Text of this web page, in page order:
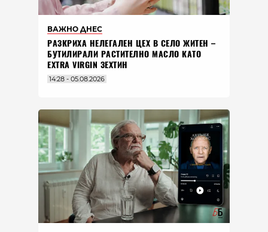
ВАЖНО ДНЕС
РАЗКРИХА НЕЛЕГАЛЕН ЦЕХ В СЕЛО ЖИТЕН –
БУТИЛИРАЛИ РАСТИТЕЛНО МАСЛО КАТО
EXTRA VIRGIN ЗЕХТИН
14:28 - 05.08.2026